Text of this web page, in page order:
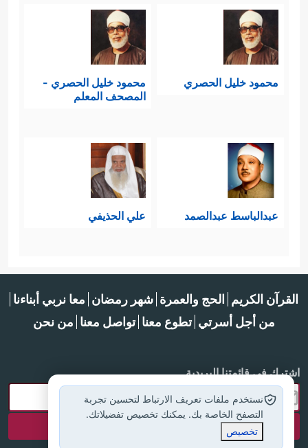
محمود خليل الحصري
محمود خليل الحصري -
المصحف المعلم
عبدالباسط عبدالصمد علي الحذيفي
القرآن الكريم الحج والعمرة شهر رمضان معا نربي أبناءنا
من أجل أسرتي تطوع معنا تواصل معنا من نحن
اشترك في قائمتنا البريدية
نستخدم ملفات تعريف الارتباط لتحسين تجربة
التصفح الخاصة بك. يمكنك تخصيص تفضيلاتك.
تخصيص